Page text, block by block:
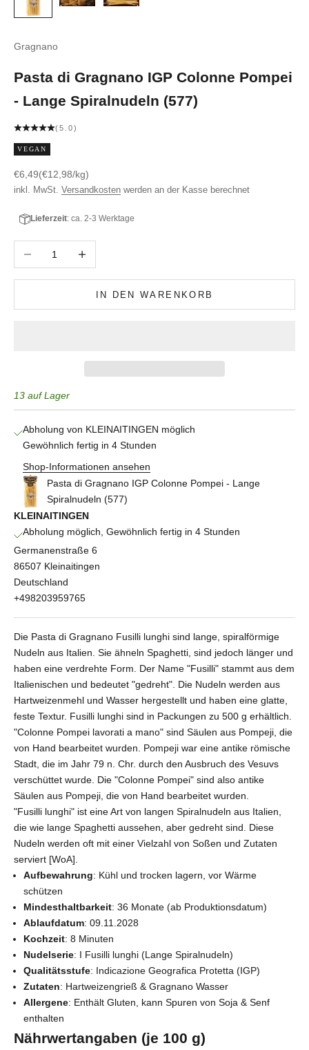
Gragnano
Pasta di Gragnano IGP Colonne Pompei
- Lange Spiralnudeln (577)
(5.0)
VEGAN
Angebot
€6,49(€12,98/kg)
inkl. MwSt. Versandkosten werden an der Kasse berechnet
Lieferzeit: ca. 2-3 Werktage
IN DEN WARENKORB
13 auf Lager
Abholung von KLEINAITINGEN möglich
Gewöhnlich fertig in 4 Stunden
Shop-Informationen ansehen
Pasta di Gragnano IGP Colonne Pompei - Lange
Spiralnudeln (577)
KLEINAITINGEN
Abholung möglich, Gewöhnlich fertig in 4 Stunden
Germanenstraße 6
86507 Kleinaitingen
Deutschland
+498203959765
Die Pasta di Gragnano Fusilli lunghi sind lange, spiralförmige
Nudeln aus Italien. Sie ähneln Spaghetti, sind jedoch länger und
haben eine verdrehte Form. Der Name "Fusilli" stammt aus dem
Italienischen und bedeutet "gedreht". Die Nudeln werden aus
Hartweizenmehl und Wasser hergestellt und haben eine glatte,
feste Textur. Fusilli lunghi sind in Packungen zu 500 g erhältlich.
"Colonne Pompei lavorati a mano" sind Säulen aus Pompeji, die
von Hand bearbeitet wurden. Pompeji war eine antike römische
Stadt, die im Jahr 79 n. Chr. durch den Ausbruch des Vesuvs
verschüttet wurde. Die "Colonne Pompei" sind also antike
Säulen aus Pompeji, die von Hand bearbeitet wurden.
"Fusilli lunghi" ist eine Art von langen Spiralnudeln aus Italien,
die wie lange Spaghetti aussehen, aber gedreht sind. Diese
Nudeln werden oft mit einer Vielzahl von Soßen und Zutaten
serviert [WoA].
Aufbewahrung: Kühl und trocken lagern, vor Wärme
schützen
Mindesthaltbarkeit: 36 Monate (ab Produktionsdatum)
Ablaufdatum: 09.11.2028
Kochzeit: 8 Minuten
Nudelserie: I Fusilli lunghi (Lange Spiralnudeln)
Qualitätsstufe: Indicazione Geografica Protetta (IGP)
Zutaten: Hartweizengrieß & Gragnano Wasser
Allergene: Enthält Gluten, kann Spuren von Soja & Senf
enthalten
Nährwertangaben (je 100 g)